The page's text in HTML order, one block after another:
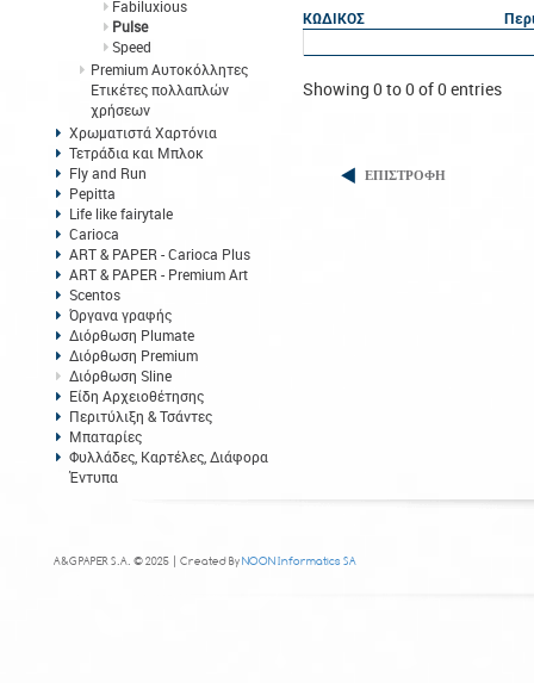
Fabiluxious
Pulse
Speed
Premium Αυτοκόλλητες
Ετικέτες πολλαπλών
χρήσεων
Χρωματιστά Χαρτόνια
Τετράδια και Μπλοκ
Fly and Run
Pepitta
Life like fairytale
Carioca
ART & PAPER - Carioca Plus
ART & PAPER - Premium Art
Scentos
Όργανα γραφής
Διόρθωση Plumate
Διόρθωση Premium
Διόρθωση Sline
Είδη Αρχειοθέτησης
Περιτύλιξη & Τσάντες
Μπαταρίες
Φυλλάδες, Καρτέλες, Διάφορα
Έντυπα
ΚΩΔΙΚΟΣ
Showing 0 to 0 of 0 entries
ΕΠΙΣΤΡΟΦΗ
A&G PAPER S.A. © 2025 | Created ByNOON Informatics SA